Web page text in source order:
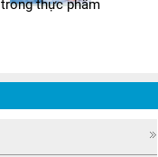
trong thực phẩm